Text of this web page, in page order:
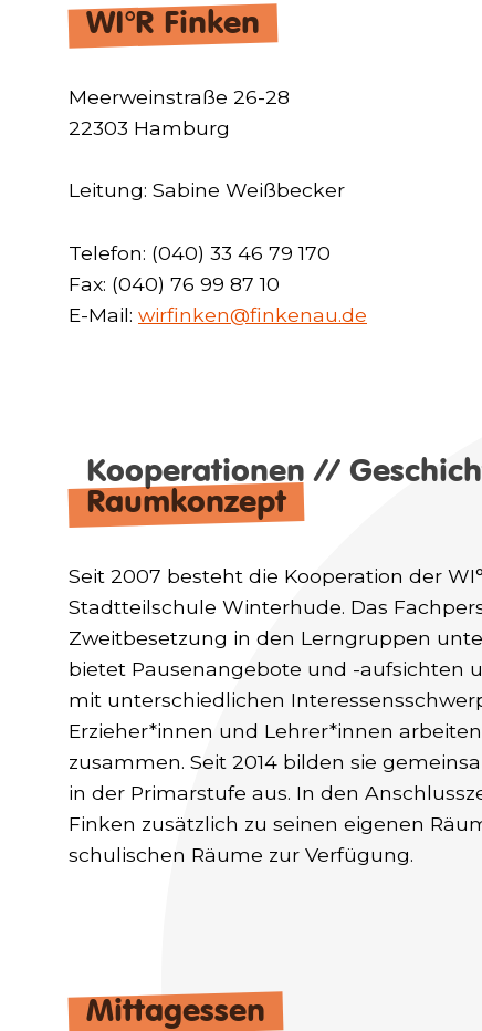
WI°R Finken
Meerweinstraße 26-28
22303 Hamburg
Leitung: Sabine Weißbecker
Telefon: (040) 33 46 79 170
Fax: (040) 76 99 87 10
E-Mail: wirfinken@finkenau.de
Kooperationen //
Raumkonzept
Seit 2007 besteht die Kooperation der
Stadtteilschule Winterhude. Das
Zweitbesetzung in den Lerngruppen
bietet Pausenangebote und -aufsichten
mit unterschiedlichen
Erzieher*innen und Lehrer*innen
zusammen. Seit 2014 bilden sie
in der Primarstufe aus. In den
Finken zusätzlich zu seinen eigenen
schulischen Räume zur Verfügung.
Mittagessen